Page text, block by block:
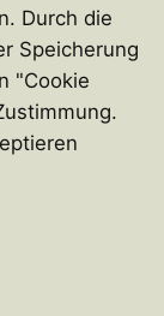
Durch die
Speicherung
"Cookie